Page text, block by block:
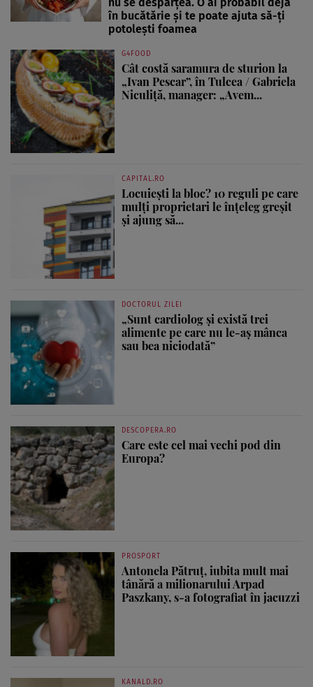
în bucătărie și te poate ajuta să-ți
potolești foamea
G4FOOD
Cât costă saramura de sturion la
„Ivan Pescar”, în Tulcea / Gabriela
Niculiță, manager: „Avem...
CAPITAL.RO
Locuiești la bloc? 10 reguli pe care
mulți proprietari le înțeleg greșit
și ajung să...
DOCTORUL ZILEI
„Sunt cardiolog și există trei
alimente pe care nu le-aș mânca
sau bea niciodată”
DESCOPERA.RO
Care este cel mai vechi pod din
Europa?
PROSPORT
Antonela Pătruț, iubita mult mai
tânără a milionarului Arpad
Paszkany, s-a fotografiat în jacuzzi
KANALD.RO